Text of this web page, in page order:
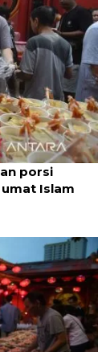
porsi
Islam